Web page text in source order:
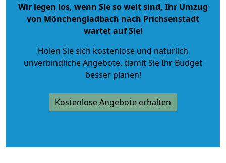
Wir legen los, wenn Sie so weit sind, Ihr Umzug
von Mönchengladbach nach Prichsenstadt
wartet auf Sie!
Holen Sie sich kostenlose und natürlich
unverbindliche Angebote, damit Sie Ihr Budget
besser planen!
Kostenlose Angebote erhalten